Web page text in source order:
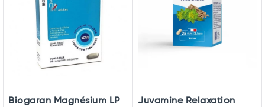
Biogaran Magnésium LP
Juvamine Relaxation